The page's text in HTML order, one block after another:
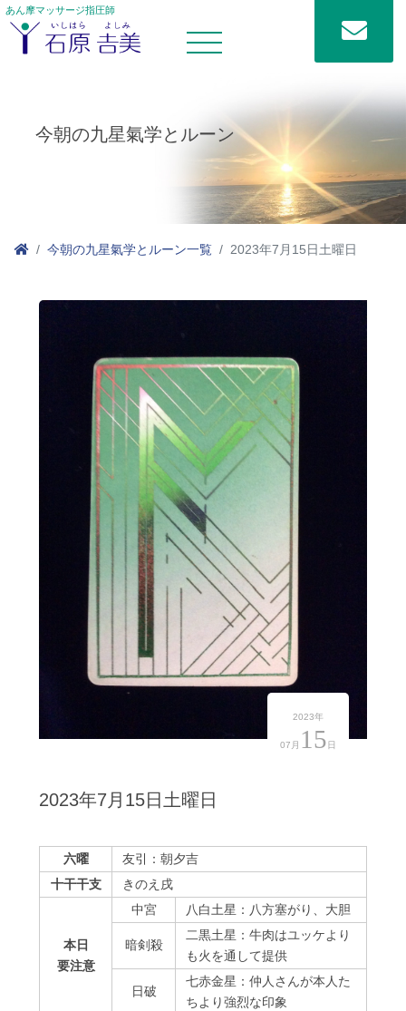
あん摩マッサージ指圧師
今朝の九星氣学とルーン
今朝の九星氣学とルーン一覧 2023年7月15日土曜日
2023年
07月 15 日
2023年7月15日土曜日
六曜
友引：朝夕吉
十干干支
きのえ戌
本日
要注意
中宮 八白土星：八方塞がり、大胆
暗剣殺
二黒土星：牛肉はユッケより
も火を通して提供
⽇破
七赤金星：仲人さんが本人た
ちより強烈な印象